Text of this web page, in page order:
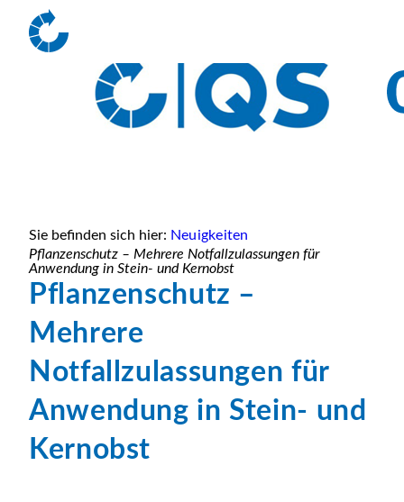
Sie befinden sich hier: Neuigkeiten
Pflanzenschutz – Mehrere Notfallzulassungen für
Anwendung in Stein- und Kernobst
Pflanzenschutz –
Mehrere
Notfallzulassungen für
Anwendung in Stein- und
Kernobst